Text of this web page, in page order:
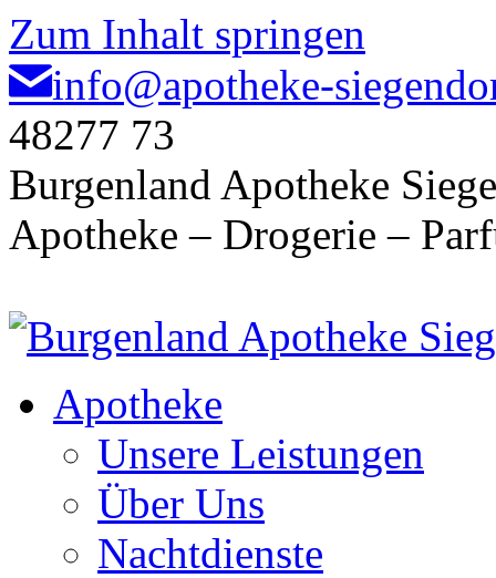
Zum Inhalt springen
info@apotheke-
48277 73
Burgenland Apotheke
Apotheke – Drogerie –
Apotheke
Unsere Leistungen
Über Uns
Nachtdienste